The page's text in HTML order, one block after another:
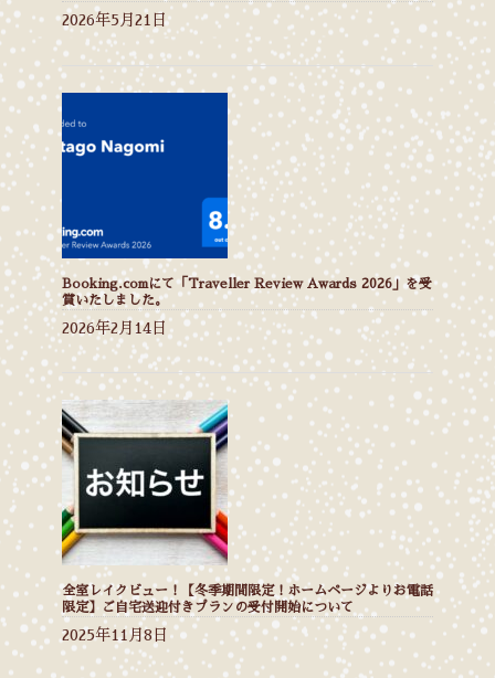
2026年5月21日
Booking.comにて「Traveller Review Awards 2026」を受
賞いたしました。
2026年2月14日
全室レイクビュー！【冬季期間限定！ホームページよりお電話
限定】ご自宅送迎付きプランの受付開始について
2025年11月8日